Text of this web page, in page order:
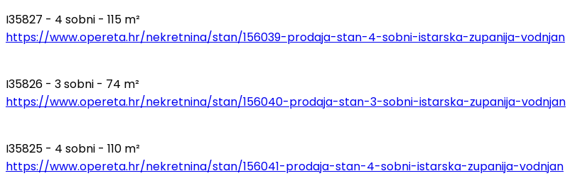
I35827 - 4 sobni - 115 m²
https://www.opereta.hr/nekretnina/stan/156039-prodaja-stan-4-sobni-istarska-zupanija-vodnjan
I35826 - 3 sobni - 74 m²
https://www.opereta.hr/nekretnina/stan/156040-prodaja-stan-3-sobni-istarska-zupanija-vodnjan
I35825 - 4 sobni - 110 m²
https://www.opereta.hr/nekretnina/stan/156041-prodaja-stan-4-sobni-istarska-zupanija-vodnjan